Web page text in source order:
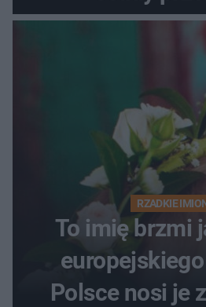
RZADKIE
To imię brzmi
Polsce nosi je